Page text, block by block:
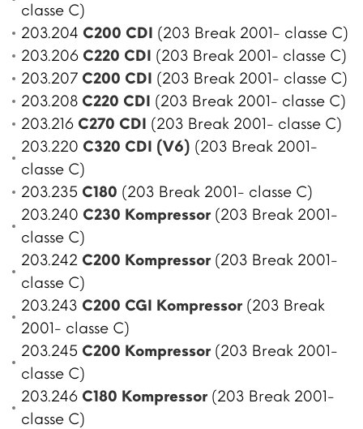
classe C)
203.204 C200 CDI (203 Break 2001- classe C)
203.206 C220 CDI (203 Break 2001- classe C)
203.207 C200 CDI (203 Break 2001- classe C)
203.208 C220 CDI (203 Break 2001- classe C)
203.216 C270 CDI (203 Break 2001- classe C)
203.220 C320 CDI (V6) (203 Break 2001-
classe C)
203.235 C180 (203 Break 2001- classe C)
203.240 C230 Kompressor (203 Break 2001-
classe C)
203.242 C200 Kompressor (203 Break 2001-
classe C)
203.243 C200 CGI Kompressor (203 Break
2001- classe C)
203.245 C200 Kompressor (203 Break 2001-
classe C)
203.246 C180 Kompressor (203 Break 2001-
classe C)